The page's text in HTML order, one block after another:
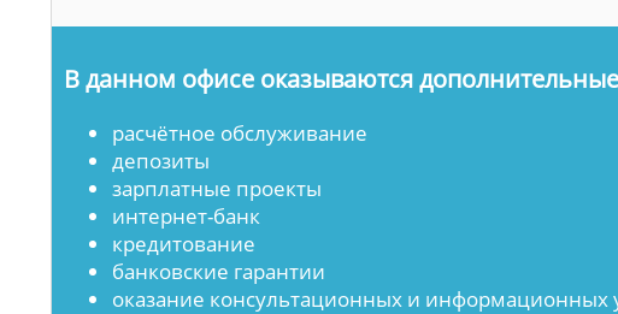
В данном офисе оказываются дополнительные
расчётное обслуживание
депозиты
зарплатные проекты
интернет-банк
кредитование
банковские гарантии
оказание консультационных и информационных